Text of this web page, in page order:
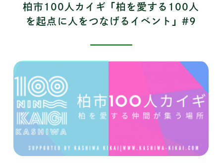
柏市100人カイギ 「柏を愛する100人
を起点に人をつなげるイベント」 #9